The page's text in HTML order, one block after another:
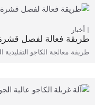
أخبار
طريقة فعالة لفصل قشرة
طريقة معالجة الكاجو